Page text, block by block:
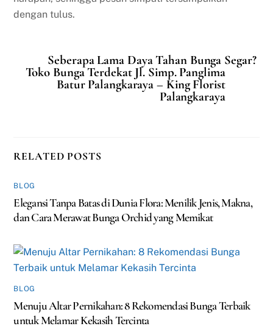
dengan tulus.
Seberapa Lama Daya Tahan Bunga Segar?
Toko Bunga Terdekat Jl. Simp. Panglima
Batur Palangkaraya – King Florist
Palangkaraya
RELATED POSTS
BLOG
Elegansi Tanpa Batas di Dunia Flora: Menilik Jenis, Makna,
dan Cara Merawat Bunga Orchid yang Memikat
BLOG
Menuju Altar Pernikahan: 8 Rekomendasi Bunga Terbaik
untuk Melamar Kekasih Tercinta